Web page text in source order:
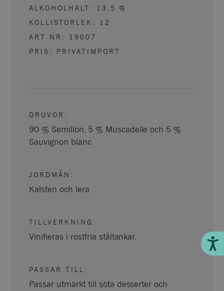
ALKOHOLHALT:
13,5
%
KOLLISTORLEK:
12
ART NR:
19007
PRIS: PRIVATIMPORT
DRUVOR :
90 % Semillon, 5 % Muscadelle och 5 %
Sauvignon blanc
JORDMÅN :
Kalsten och lera
TILLVERKNING :
Vinifieras i rostfria ståltankar.
PASSAR TILL :
Passar utmärkt till söta desserter och